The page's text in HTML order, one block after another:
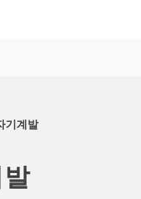
기계발